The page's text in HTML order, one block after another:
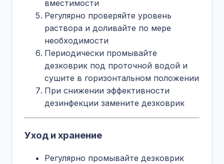
вместимости
Регулярно проверяйте уровень
раствора и доливайте по мере
необходимости
Периодически промывайте
дезковрик под проточной водой и
сушите в горизонтальном положении
При снижении эффективности
дезинфекции замените дезковрик
Уход и хранение
Регулярно промывайте дезковрик